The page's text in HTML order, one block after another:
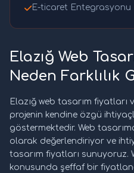
E-ticaret Entegrasyonu
Elazığ Web
Neden Farklılık
Elazığ web tasarım fiyatları
projenin kendine özgü
göstermektedir. Web
olarak değerlendiriyor ve
tasarım fiyatları sunuyoruz.
konusunda şeffaf bir